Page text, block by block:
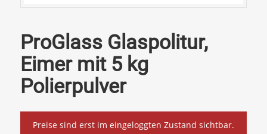
ProGlass Glaspolitur,
Eimer mit 5 kg
Polierpulver
Preise sind erst im eingeloggten Zustand sichtbar.